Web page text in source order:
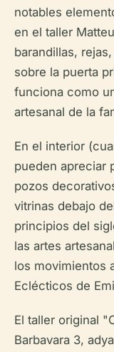
notables
en el taller
barandillas,
sobre la puerta
funciona como
artesanal de la
En el interior
pueden apreciar
pozos
vitrinas debajo
principios del
las artes
los movimientos
Eclécticos de
El taller original
Barbavara 3,